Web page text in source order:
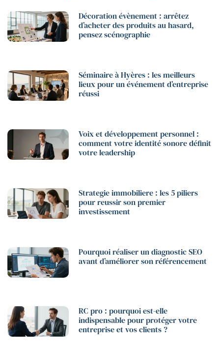
Décoration évènement : arrêtez
d’acheter des produits au hasard,
pensez scénographie
Séminaire à Hyères : les meilleurs
lieux pour un événement d’entreprise
réussi
Voix et développement personnel :
comment votre identité sonore définit
votre leadership
Strategie immobiliere : les 5 piliers
pour reussir son premier
investissement
Pourquoi réaliser un diagnostic SEO
avant d’améliorer son référencement
RC pro : pourquoi est-elle
indispensable pour protéger votre
entreprise et vos clients ?